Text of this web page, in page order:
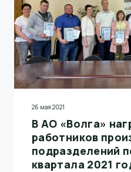
26 мая 2021
В АО «Волга»
работников
подразделений
квартала 2021